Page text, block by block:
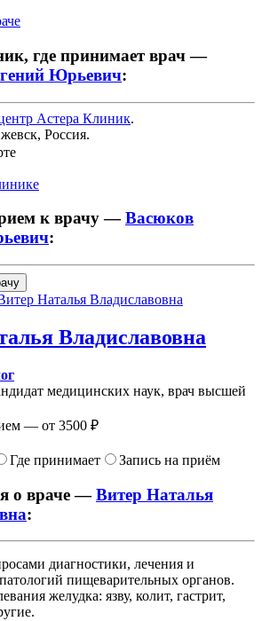
где принимает врач —
Юрьевич:
Астера Клиник.
Россия.
к врачу —Васюков
:
Владиславовна
медицинских наук, врач высшей
— от 3500 ₽
Где принимает Запись на приём
о враче —Витер Наталья
:
диагностики, лечения и
пищеварительных органов.
желудка: язву, колит, гастрит,